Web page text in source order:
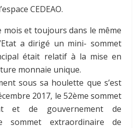
CEDEAO.
mois et toujours dans le même
a dirigé un mini- sommet
était relatif à la mise en
monnaie unique.
sous sa houlette que s’est
2017, le 52ème sommet
et de gouvernement de
sommet extraordinaire de